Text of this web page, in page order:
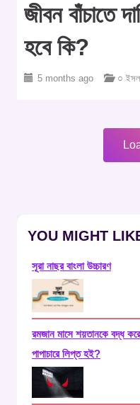
জীবন বাঁচাতে
হবে কি?
5 months ago ○
YOU MIGHT
সূরা নাছর বাংলা উচ্চারণ
রমজান মাসে শয়তানকে বদ্ধ
পাপাচারে লিপ্ত হই?